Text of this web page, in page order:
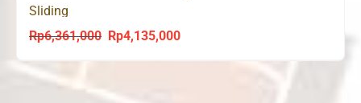
Sliding
Rp6,361,000
Original
Rp4,135,000Current